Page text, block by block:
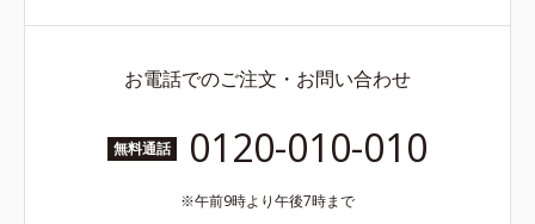
お電話でのご注文・お問い合わせ
無料通話 0120-010-010
午前9時より午後7時まで